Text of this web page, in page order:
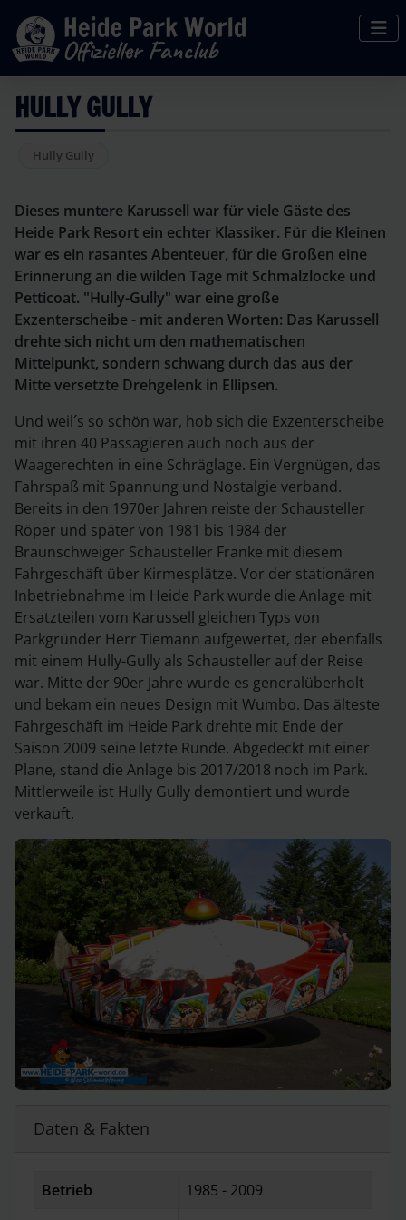
HULLY GULLY
Hully Gully
Dieses muntere Karussell war für viele Gäste des
Heide Park Resort ein echter Klassiker. Für die Kleinen
war es ein rasantes Abenteuer, für die Großen eine
Erinnerung an die wilden Tage mit Schmalzlocke und
Petticoat. "Hully-Gully" war eine große
Exzenterscheibe - mit anderen Worten: Das Karussell
drehte sich nicht um den mathematischen
Mittelpunkt, sondern schwang durch das aus der
Mitte versetzte Drehgelenk in Ellipsen.
Und weil´s so schön war, hob sich die Exzenterscheibe
mit ihren 40 Passagieren auch noch aus der
Waagerechten in eine Schräglage. Ein Vergnügen, das
Fahrspaß mit Spannung und Nostalgie verband.
Bereits in den 1970er Jahren reiste der Schausteller
Röper und später von 1981 bis 1984 der
Braunschweiger Schausteller Franke mit diesem
Fahrgeschäft über Kirmesplätze. Vor der stationären
Inbetriebnahme im Heide Park wurde die Anlage mit
Ersatzteilen vom Karussell gleichen Typs von
Parkgründer Herr Tiemann aufgewertet, der ebenfalls
mit einem Hully-Gully als Schausteller auf der Reise
war. Mitte der 90er Jahre wurde es generalüberholt
und bekam ein neues Design mit Wumbo. Das älteste
Fahrgeschäft im Heide Park drehte mit Ende der
Saison 2009 seine letzte Runde. Abgedeckt mit einer
Plane, stand die Anlage bis 2017/2018 noch im Park.
Mittlerweile ist Hully Gully demontiert und wurde
verkauft.
Daten & Fakten
Betrieb
1985 - 2009